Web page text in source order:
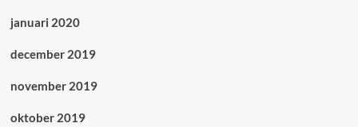
januari 2020
december 2019
november 2019
oktober 2019